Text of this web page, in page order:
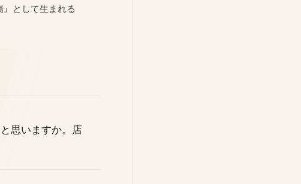
として生まれる
思いますか。店